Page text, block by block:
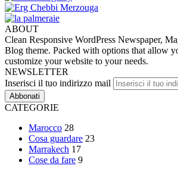
ABOUT
Clean Responsive WordPress Newspaper,
Blog theme. Packed with options that allow
customize your website to your needs.
NEWSLETTER
Inserisci il tuo indirizzo mail
CATEGORIE
Marocco 28
Cosa guardare 23
Marrakech 17
Cose da fare 9